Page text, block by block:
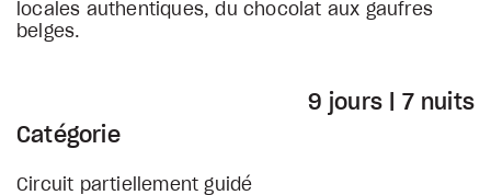
locales authentiques, du chocolat aux gaufres
belges.
9 jours | 7 nuits
Catégorie
Circuit partiellement guidé